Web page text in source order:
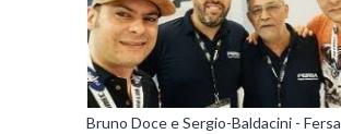
Bruno Doce e Sergio-Baldacini - Fersa